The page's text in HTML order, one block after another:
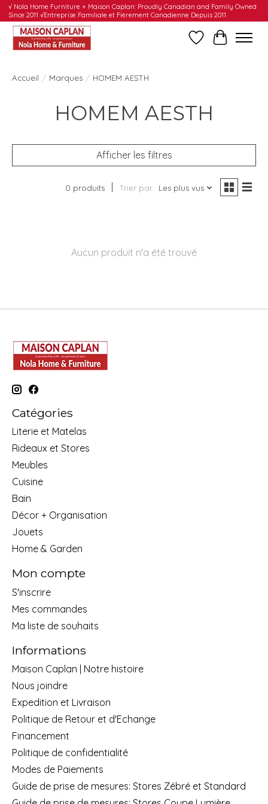
√ Nola Home Furniture + Maison Caplan: Proudly Canadian and Family Owned
Since 2011 √Entreprise Familiale et Fièrement Canadienne Depuis 2011
Liste dePanier
Accueil / Marques / HOMEM AESTH
HOMEM AESTH
Afficher les filtres
0 produits Trier par Les plus vus
Aucun produit n'a été trouvé
Catégories
Literie et Matelas
Rideaux et Stores
Meubles
Cuisine
Bain
Décor + Organisation
Jouets
Home & Garden
Mon compte
S'inscrire
Mes commandes
Ma liste de souhaits
Informations
Maison Caplan | Notre histoire
Nous joindre
Expedition et Livraison
Politique de Retour et d'Echange
Financement
Politique de confidentialité
Modes de Paiements
Guide de prise de mesures: Stores Zébré et Standard